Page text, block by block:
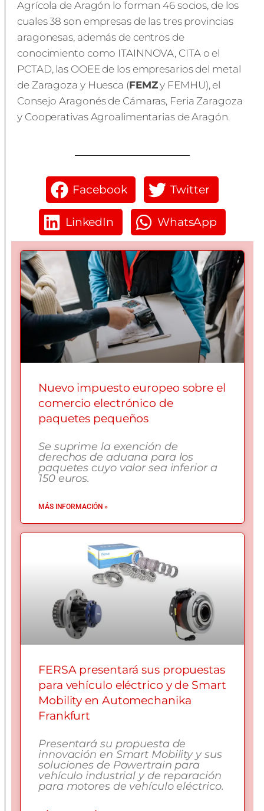
Agrícola de Aragón lo forman 46 socios, de los
cuales 38 son empresas de las tres provincias
aragonesas, además de centros de
conocimiento como ITAINNOVA, CITA o el
PCTAD, las OOEE de los empresarios del metal
de Zaragoza y Huesca (FEMZy FEMHU), el
Consejo Aragonés de Cámaras, Feria Zaragoza
y Cooperativas Agroalimentarias de Aragón.
Facebook Twitter
LinkedIn WhatsApp
Nuevo impuesto europeo sobre el
comercio electrónico de
paquetes pequeños
Se suprime la exención de
derechos de aduana para los
paquetes cuyo valor sea inferior a
150 euros.
MÁS INFORMACIÓN »
FERSA presentará sus propuestas
para vehículo eléctrico y de Smart
Mobility en Automechanika
Frankfurt
Presentará su propuesta de
innovación en Smart Mobility y sus
soluciones de Powertrain para
vehículo industrial y de reparación
para motores de vehículo eléctrico.